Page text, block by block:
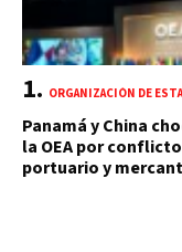
Panamá y China
la OEA por conflicto
portuario y